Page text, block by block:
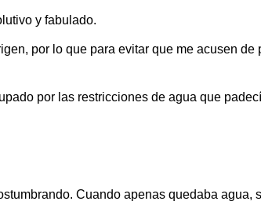
y fabulado.
por lo que para evitar que me acusen
por las restricciones de agua que
Cuando apenas quedaba agua,